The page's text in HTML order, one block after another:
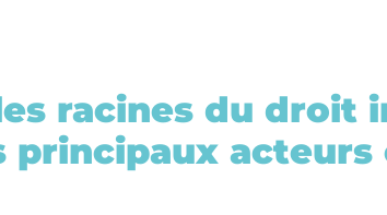
racines du droit
principaux